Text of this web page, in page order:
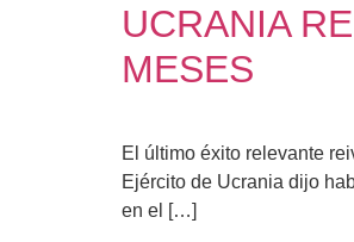
UCRANIA
MESES
El último éxito relevante
Ejército de Ucrania dijo
en el […]